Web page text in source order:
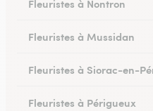
Fleuristes à Nontron
Fleuristes à Mussidan
Fleuristes à Siorac-en-
Fleuristes à Périgueux